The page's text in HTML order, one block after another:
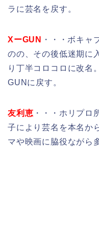
ラに芸名を戻す。
XーGUN
・・・ボキャ
のの、その後低迷期に
り丁半コロコロに改名
GUNに戻す。
友利恵 ・・・ホリプロ
子により芸名を本名か
マや映画に脇役ながら